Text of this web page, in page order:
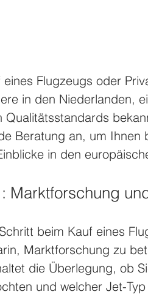
eines Flugzeugs oder
in den Niederlanden,
Qualitätsstandards
Beratung an, um Ihnen
in den
Marktforschung
beim Kauf eines
Marktforschung zu
die Überlegung, ob
und welcher Jet-